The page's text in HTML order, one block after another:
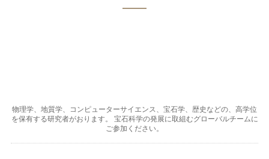
物理学、地質学、コンピューターサイエンス、宝石学、歴史などの、高学位
を保有する研究者がおります。 宝石科学の発展に取組むグローバルチームに
ご参加ください。